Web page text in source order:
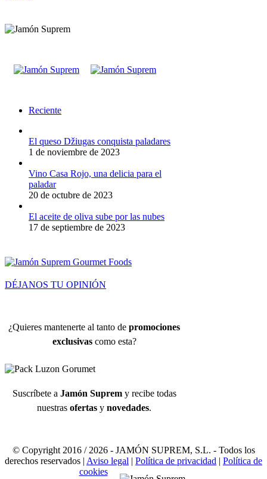
Reciente
El queso Džiugas conquista paladares
1 de noviembre de 2023
Vino Casa Rojo, una delicia para el
paladar
20 de octubre de 2023
El aceite de oliva sube por las nubes
17 de septiembre de 2023
DÉJANOS TU OPINIÓN
¿Quieres mantenerte al tanto de promociones
exclusivascomo esta?
Suscríbete a Jamón Supremy recibe todas
nuestras ofertas y novedades.
© Copyright 2016 / 2026 - JAMÓN SUPREM, S.L. - Todos los
derechos reservados | Aviso legal | Política de privacidad | Política de
cookies